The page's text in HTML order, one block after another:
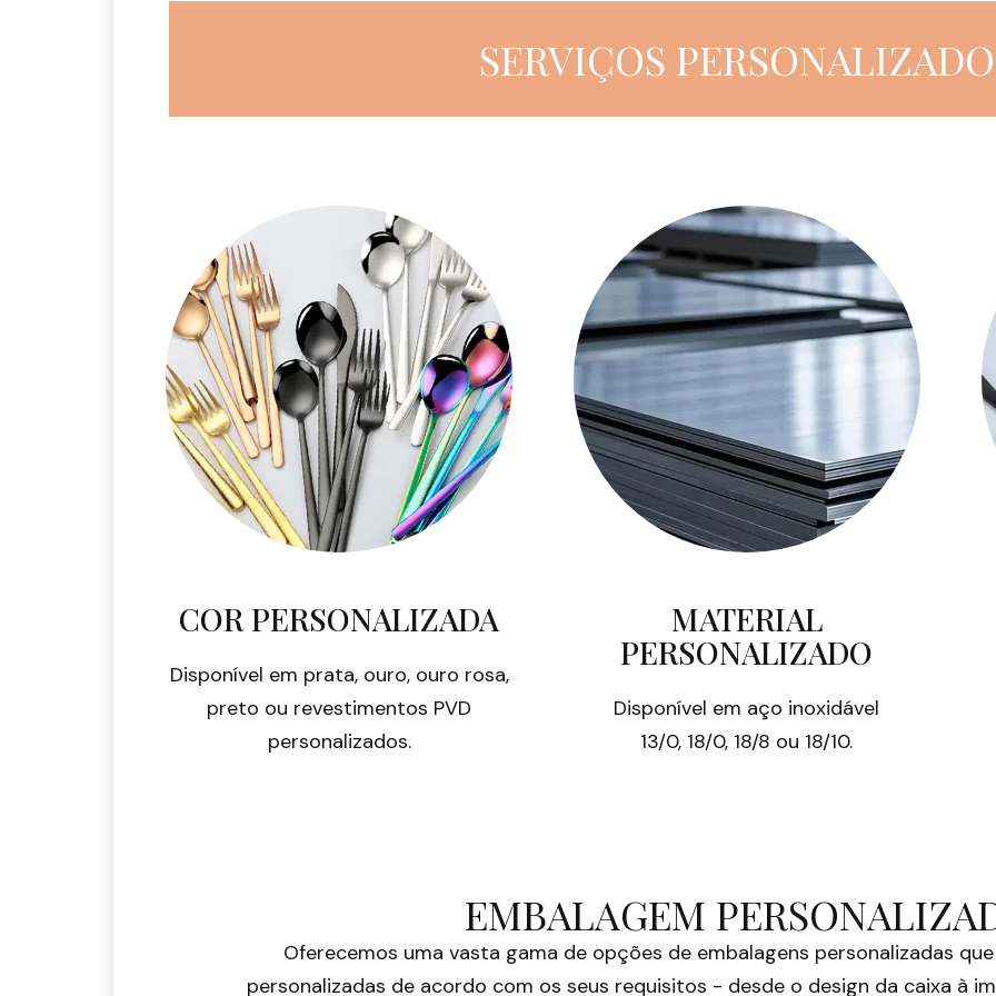
SERVIÇOS
COR PERSONALIZADA
Disponível em prata, ouro, ouro rosa,
preto ou revestimentos PVD
personalizados.
MATERIAL
PERSONALIZADO
Disponível em aço inoxidável
13/0, 18/0, 18/8 ou 18/10.
EMBALAGEM
Oferecemos uma vasta gama de opções de embalagens personalizadas
personalizadas de acordo com os seus requisitos - desde o design da caixa à